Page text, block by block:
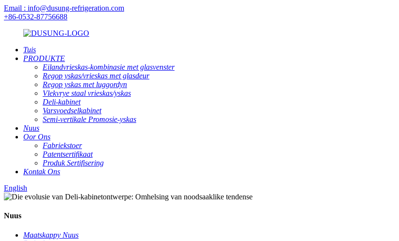
Email : info@dusung-refrigeration.com
+86-0532-87756688
Tuis
PRODUKTE
Eilandvrieskas-kombinasie met glasvenster
Regop yskas/vrieskas met glasdeur
Regop yskas met luggordyn
Vlekvrye staal vrieskas/yskas
Deli-kabinet
Varsvoedselkabinet
Semi-vertikale Promosie-yskas
Nuus
Oor Ons
Fabriekstoer
Patentsertifikaat
Produk Sertifisering
Kontak Ons
English
Nuus
Maatskappy Nuus